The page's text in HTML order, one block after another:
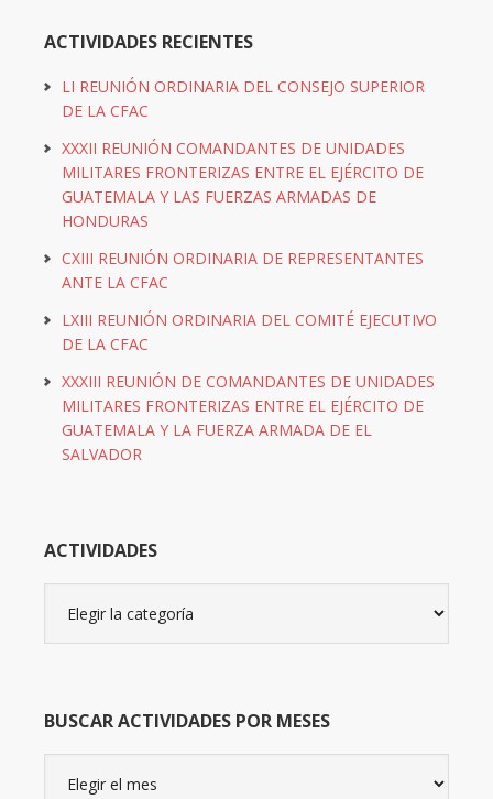
ACTIVIDADES RECIENTES
LI REUNIÓN ORDINARIA DEL CONSEJO SUPERIOR
DE LA CFAC
XXXII REUNIÓN COMANDANTES DE UNIDADES
MILITARES FRONTERIZAS ENTRE EL EJÉRCITO DE
GUATEMALA Y LAS FUERZAS ARMADAS DE
HONDURAS
CXIII REUNIÓN ORDINARIA DE REPRESENTANTES
ANTE LA CFAC
LXIII REUNIÓN ORDINARIA DEL COMITÉ EJECUTIVO
DE LA CFAC
XXXIII REUNIÓN DE COMANDANTES DE UNIDADES
MILITARES FRONTERIZAS ENTRE EL EJÉRCITO DE
GUATEMALA Y LA FUERZA ARMADA DE EL
SALVADOR
ACTIVIDADES
BUSCAR ACTIVIDADES POR MESES
actividades